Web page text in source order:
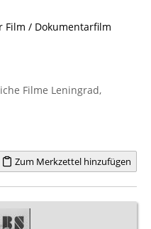
Film / Dokumentarfilm
Filme Leningrad,
Zum Merkzettel hinzufügen